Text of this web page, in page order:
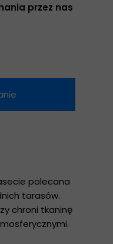
przez nas
polecana
tarasów.
chroni tkaninę